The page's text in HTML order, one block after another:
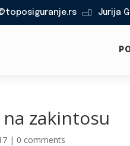
 Jurija
zakintosu
| 0 comments